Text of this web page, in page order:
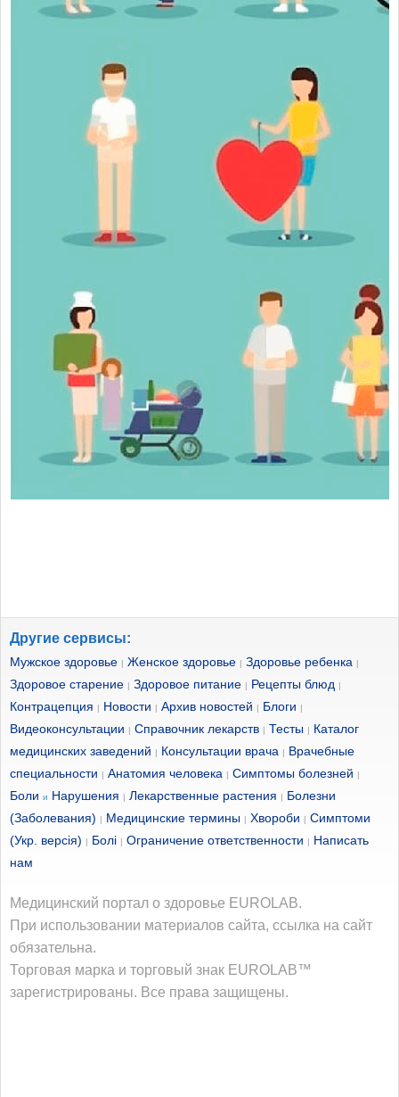
Другие сервисы:
Мужское здоровье | Женское здоровье | Здоровье ребенка |
Здоровое старение | Здоровое питание | Рецепты блюд |
Контрацепция | Новости | Архив новостей | Блоги |
Видеоконсультации | Справочник лекарств | Тесты | Каталог
медицинских заведений | Консультации врача | Врачебные
специальности | Анатомия человека | Симптомы болезней |
Боли и Нарушения | Лекарственные растения | Болезни
(Заболевания) | Медицинские термины | Хвороби | Симптоми
(Укр. версія) | Болі | Ограничение ответственности | Написать
нам
Медицинский портал о здоровье EUROLAB.
При использовании материалов сайта, ссылка на сайт
обязательна.
Торговая марка и торговый знак EUROLAB™
зарегистрированы. Все права защищены.